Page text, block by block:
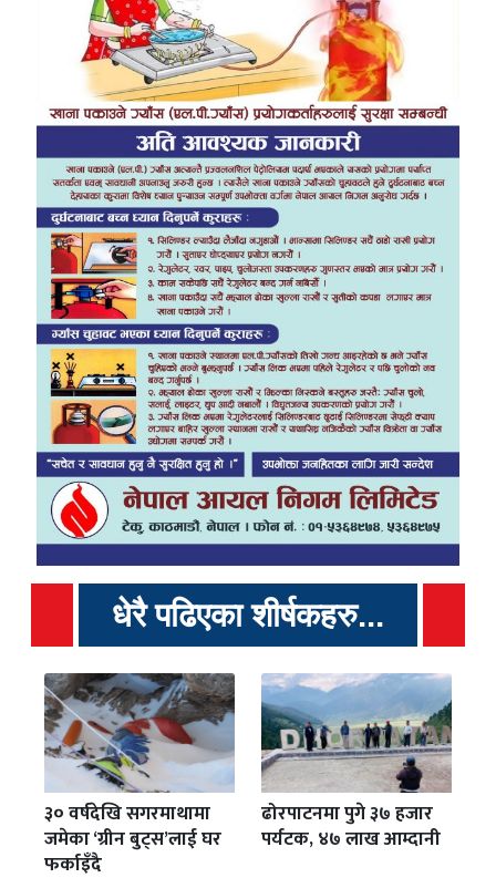
धेरै पढिएका शीर्षकहरु...
३० वर्षदेखि सगरमाथामा
जमेका ‘ग्रीन बुट्स’लाई घर
फर्काइँदै
ढोरपाटनमा पुगे ३७ हजार
पर्यटक, ४७ लाख आम्दानी